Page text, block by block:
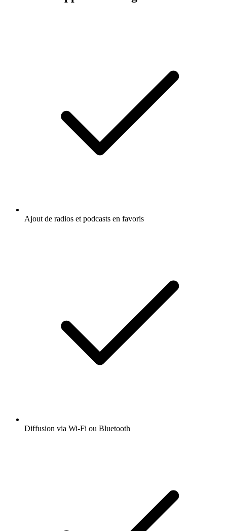
Ajout de radios et podcasts en favoris
Diffusion via Wi-Fi ou Bluetooth